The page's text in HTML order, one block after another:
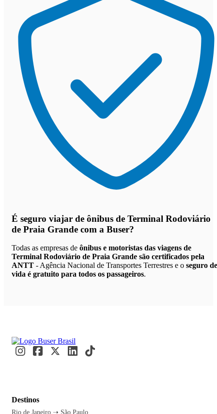
É seguro viajar de ônibus de Terminal Rodoviário
de Praia Grande com a Buser?
Todas as empresas de ônibus e motoristas das viagens de
Terminal Rodoviário de Praia Grande são certificados pela
ANTT - Agência Nacional de Transportes Terrestres e o seguro de
vida é gratuito para todos os passageiros.
Destinos
Rio de Janeiro ➝ São Paulo